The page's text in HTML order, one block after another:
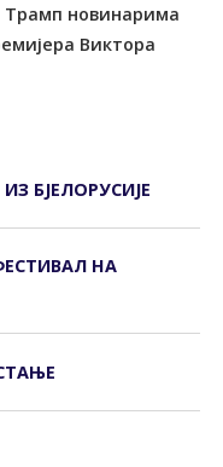
Трамп новинарима
Виктора
БЈЕЛОРУСИЈЕ
НА